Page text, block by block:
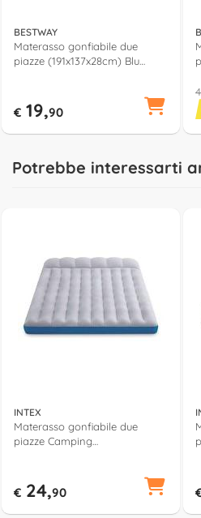
BESTWAY
Materasso gonfiabile due
piazze (191x137x28cm) Blu
€ 19,90
Potrebbe interessarti
INTEX
Materasso gonfiabile due
piazze Camping
€ 24,90